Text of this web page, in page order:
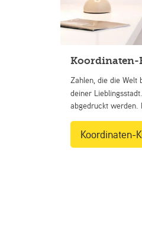
Koordinaten-
Zahlen, die die Welt
deiner
abgedruckt werden.
Koordinaten-